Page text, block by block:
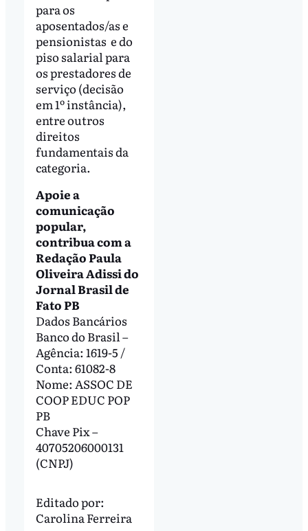
para os
aposentados/as e
pensionistas e do
piso salarial para
os prestadores de
serviço (decisão
em 1º instância),
entre outros
direitos
fundamentais da
categoria.
Apoie a
comunicação
popular,
contribua com a
Redação Paula
Oliveira Adissi do
Jornal Brasil de
Fato PB
Dados Bancários
Banco do Brasil –
Agência: 1619-5 /
Conta: 61082-8
Nome: ASSOC DE
COOP EDUC POP
PB
Chave Pix –
40705206000131
(CNPJ)
Editado por:
Carolina Ferreira